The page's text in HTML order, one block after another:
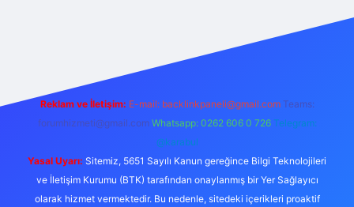
Reklam ve İletişim: E-mail: backlinkpaneli@gmail.com Teams:
forumhizmeti@gmail.com Whatsapp: 0262 606 0 726 Telegram:
@karabul
Yasal Uyarı: Sitemiz, 5651 Sayılı Kanun gereğince Bilgi Teknolojileri
ve İletişim Kurumu (BTK) tarafından onaylanmış bir Yer Sağlayıcı
olarak hizmet vermektedir. Bu nedenle, sitedeki içerikleri proaktif